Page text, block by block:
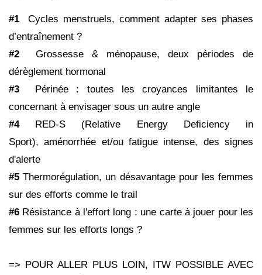
#1Cycles menstruels, comment adapter ses phases
d’entraînement ?
#2 Grossesse & ménopause, deux périodes de
dérèglement hormonal
#3 Périnée : toutes lescroyances limitantes le
concernant à envisager sous un autre angle
#4 RED-S (Relative Energy Deficiency in
Sport), aménorrhée et/ou fatigue intense, des signes
d'alerte
#5 Thermorégulation, un désavantage pour les femmes
sur des efforts comme le trail
#6 Résistance à l'effort long : une carte à jouer pour les
femmes sur les efforts longs ?
=> POUR ALLER PLUS LOIN, ITW POSSIBLE AVEC